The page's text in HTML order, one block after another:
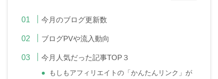
今月のブログ更新数
ブログPVや流入動向
今月人気だった記事TOP３
もしもアフィリエイトの「かんたんリンク」が